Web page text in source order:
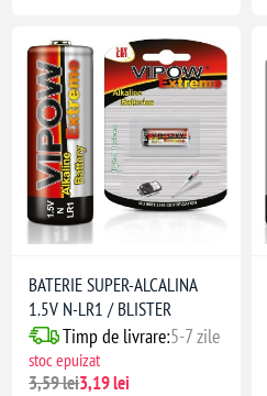
BATERIE SUPER-ALCALINA
1.5V N-LR1 / BLISTER
Timp de livrare:5-7 zile
stoc epuizat
3,59 lei3,19 lei